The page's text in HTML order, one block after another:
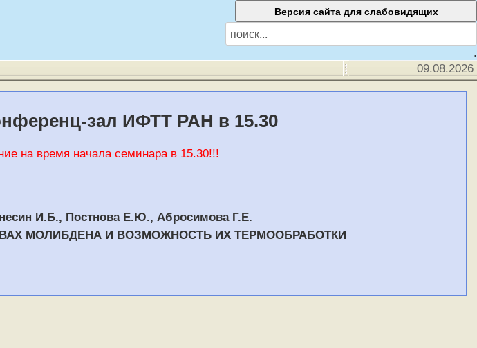
.
09.08.2026
зал ИФТТ РАН в 15.30
на время начала семинара в 15.30!!!
И.Б., Постнова Е.Ю., Абросимова Г.Е.
МОЛИБДЕНА И ВОЗМОЖНОСТЬ ИХ ТЕРМООБРАБОТКИ